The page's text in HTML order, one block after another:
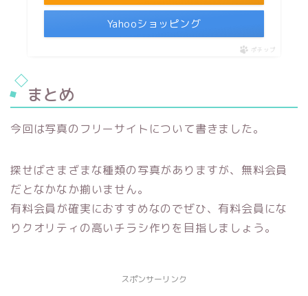
Yahooショッピング
ポチップ
まとめ
今回は写真のフリーサイトについて書きました。
探せばさまざまな種類の写真がありますが、無料会員
だとなかなか揃いません。
有料会員が確実におすすめなのでぜひ、有料会員にな
りクオリティの高いチラシ作りを目指しましょう。
スポンサーリンク